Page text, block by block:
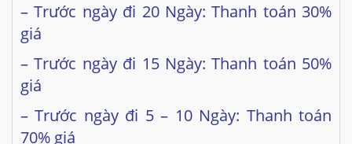
– Trước ngày đi 20 Ngày: Thanh toán 30%
giá
– Trước ngày đi 15 Ngày: Thanh toán 50%
giá
– Trước ngày đi 5 – 10 Ngày: Thanh toán
70% giá